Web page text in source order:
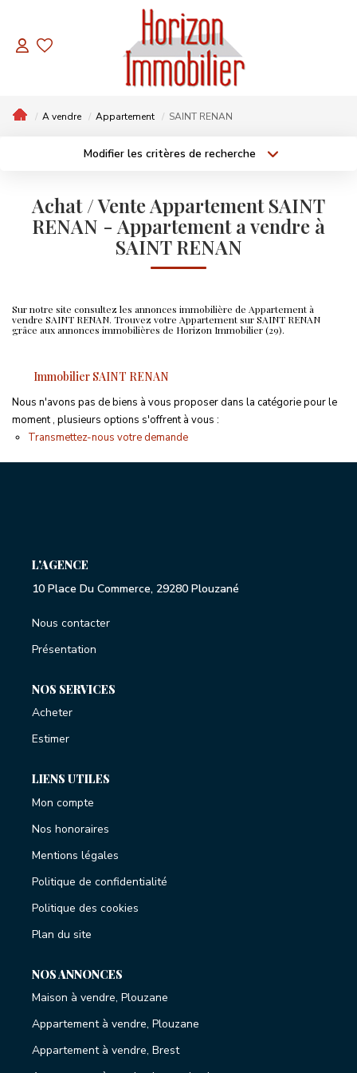
NOS BIENS
Appartements
A Vendre
2 Pièces
3 Pièces
Maisons
Maison
À Bâtir
BIENS PAR THÈMES
Hors Lotissement
Prix En Baisse
Exclusivités
A vendre Appartement SAINT RENAN
Modifier les critères de recherche
Surface min Budget max
Plus de critères Créer une alerte
Achat / Vente Appartement SAINT
RENAN - Appartement a vendre à
SAINT RENAN
Sur notre site consultez les annonces immobilière de Appartement à
vendre SAINT RENAN. Trouvez votre Appartement sur SAINT RENAN
grâce aux annonces immobilières de Horizon Immobilier (29).
Immobilier SAINT RENAN
Nous n'avons pas de biens à vous proposer dans la catégorie pour le
moment , plusieurs options s'offrent à vous :
Transmettez-nous votre demande
L'AGENCE
10 Place Du Commerce, 29280 Plouzané
Nous contacter
Présentation
NOS SERVICES
Acheter
Estimer
LIENS UTILES
Mon compte
Nos honoraires
Mentions légales
Politique de confidentialité
Politique des cookies
Plan du site
NOS ANNONCES
Maison à vendre, Plouzane
Appartement à vendre, Plouzane
Appartement à vendre, Brest